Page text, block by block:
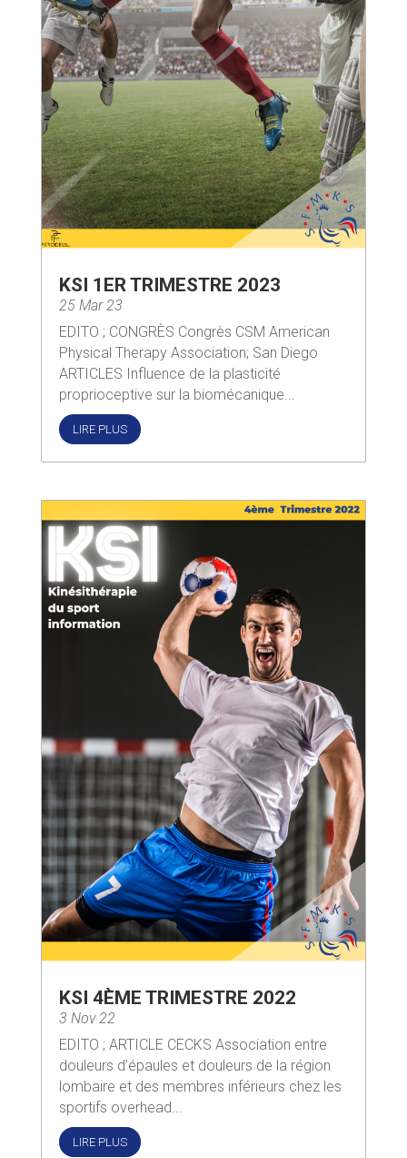
KSI 1ER TRIMESTRE 2023
25 Mar 23
EDITO ; CONGRÈS Congrès CSM American
Physical Therapy Association; San Diego
ARTICLES Influence de la plasticité
proprioceptive sur la biomécanique...
LIRE PLUS
KSI 4ÈME TRIMESTRE 2022
3 Nov 22
EDITO ; ARTICLE CECKS Association entre
douleurs d’épaules et douleurs de la région
lombaire et des membres inférieurs chez les
sportifs overhead...
LIRE PLUS